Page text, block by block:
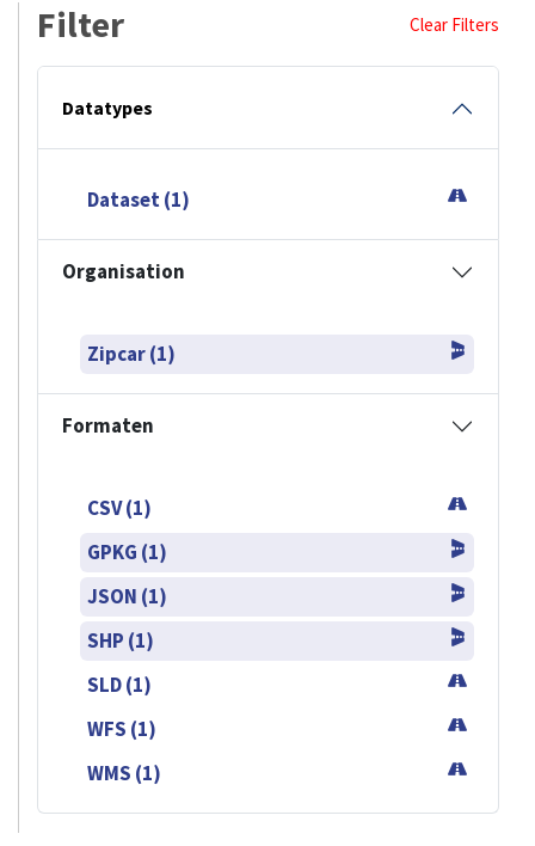
Filter Clear Filters
Datatypes
Dataset (1)
Organisation
Zipcar (1)
Formaten
CSV (1)
GPKG (1)
JSON (1)
SHP (1)
SLD (1)
WFS (1)
WMS (1)